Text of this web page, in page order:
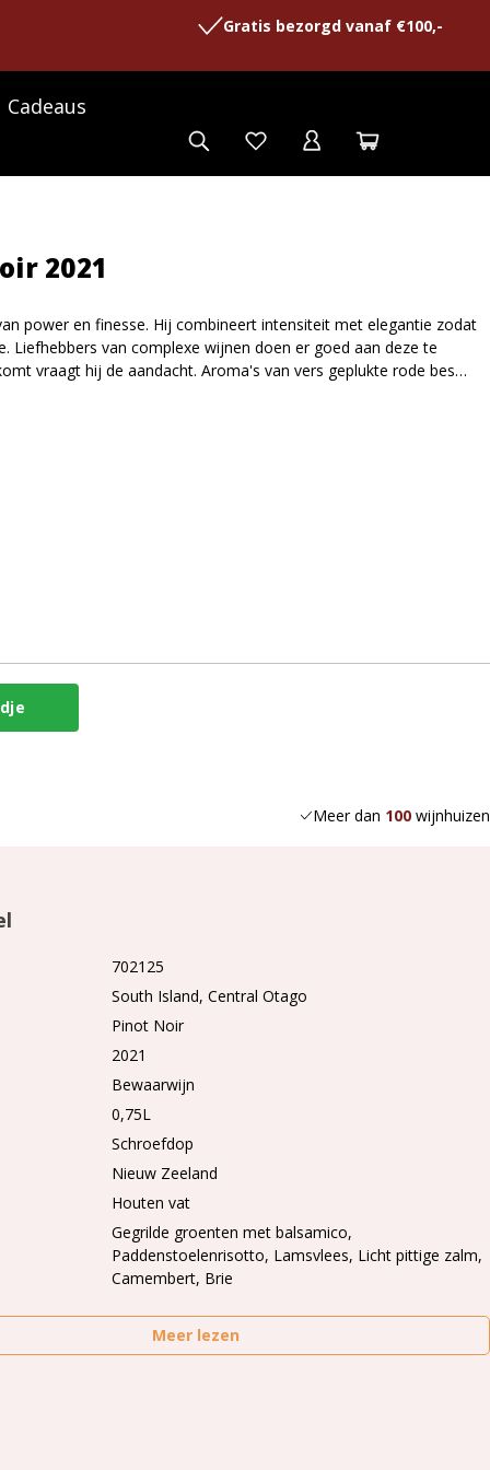
Gratis bezorgd vanaf €100,-
Cadeaus
2021
power en finesse. Hij combineert intensiteit met elegantie zodat
Liefhebbers van complexe wijnen doen er goed aan deze te
vraagt hij de aandacht. Aroma's van vers geplukte rode bes…
Meer dan 100wijnhuizen
702125
South Island Central Otago
Pinot Noir
2021
Bewaarwijn
0,75L
Schroefdop
Nieuw Zeeland
Houten vat
Gegrilde groenten met balsamico,
Paddenstoelenrisotto, Lamsvlees, Licht pittige zalm,
Camembert, Brie
Meer lezen